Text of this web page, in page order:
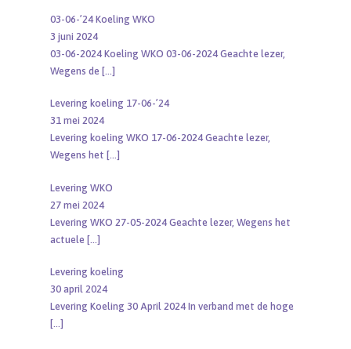
03-06-’24 Koeling WKO
3 juni 2024
03-06-2024 Koeling WKO 03-06-2024 Geachte lezer,
Wegens de […]
Levering koeling 17-06-’24
31 mei 2024
Levering koeling WKO 17-06-2024 Geachte lezer,
Wegens het […]
Levering WKO
27 mei 2024
Levering WKO 27-05-2024 Geachte lezer, Wegens het
actuele […]
Levering koeling
30 april 2024
Levering Koeling 30 April 2024 In verband met de hoge
[…]